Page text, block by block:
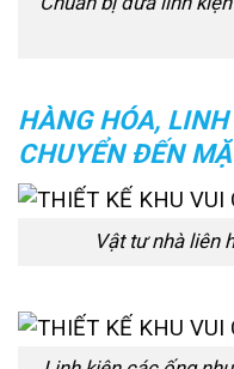
HÀNG HÓA,
CHUYỂN ĐẾN
Vật tư nhà liên